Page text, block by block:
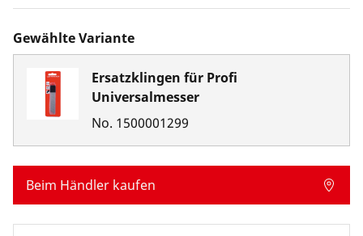
Gewählte Variante
Ersatzklingen für Profi
Universalmesser
No. 1500001299
Beim Händler kaufen